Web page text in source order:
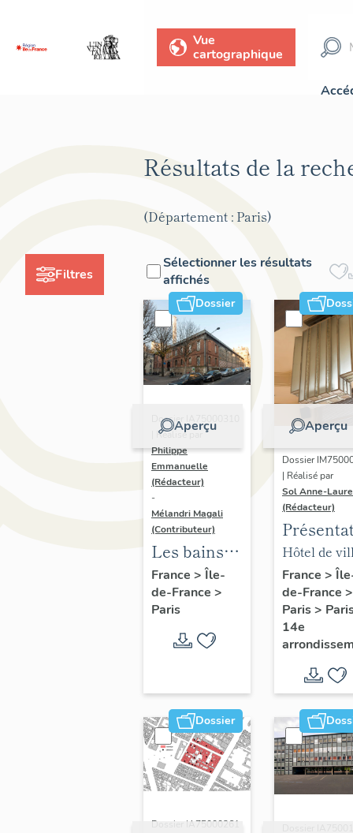
Vue
cartographique
Filtres
Résultats de la
(Département : Paris)
Sélectionner les résultats
affichés
Dossier
Aperçu
Dossier IA75000310
| Réalisé par
Philippe
Emmanuelle
(Rédacteur)
-
Mélandri Magali
(Contributeur)
Les bains
douches
municipaux
de la ville
de Paris
France > Île-
de-France >
Paris
Aperçu
Dossier
| Réalisé par
Sol Anne-Laure
(Rédacteur)
du
de la
annexe
Hôtel de
annexe
France >
de-France >
Paris>
14e
Dossier
Dossier IA75000261